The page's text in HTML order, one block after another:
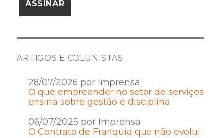
ARTIGOS E COLUNISTAS
28/07/2026 por Imprensa
O que empreender no setor de serviços
ensina sobre gestão e disciplina
06/07/2026 por Imprensa
O Contrato de Franquia que não evolui